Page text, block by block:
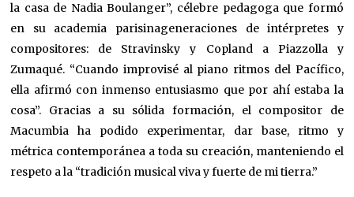
la casa de Nadia Boulanger”, célebre pedagoga que formó
en su academia parisinageneraciones de intérpretes y
compositores: de Stravinsky y Copland a Piazzolla y
Zumaqué. “Cuando improvisé al piano ritmos del Pacífico,
ella afirmó con inmenso entusiasmo que por ahí estaba la
cosa”. Gracias a su sólida formación, el compositor de
Macumbia ha podido experimentar, dar base, ritmo y
métrica contemporánea a toda su creación, manteniendo el
respeto a la “tradición musical viva y fuerte de mi tierra.”